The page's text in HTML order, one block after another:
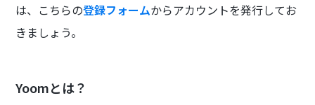
は、こちらの登録フォームからアカウントを発行してお
きましょう。
Yoomとは？